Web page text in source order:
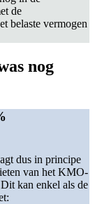
de
belaste vermogen
nog
dus in principe
van het KMO-
kan enkel als de